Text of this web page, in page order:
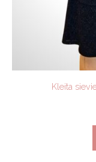
Kleita